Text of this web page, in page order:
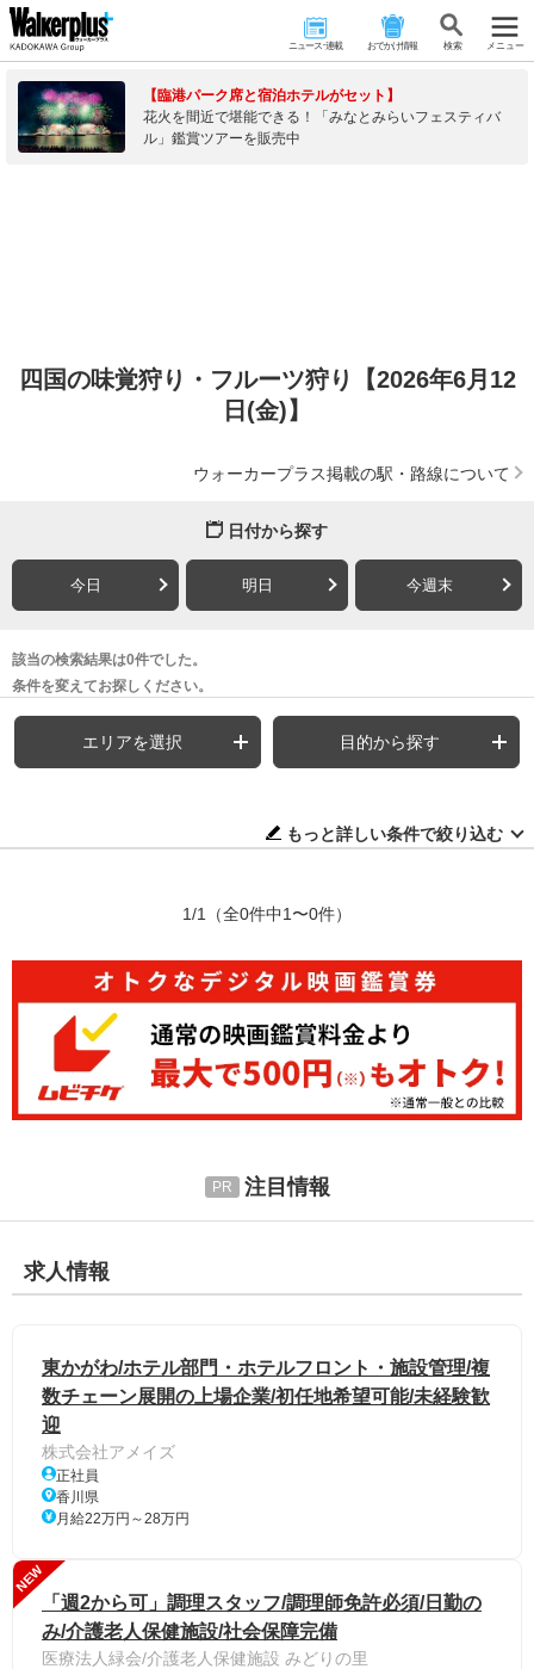
ニュース･連載 おでかけ情報 検 索 メニュー
【臨港パーク席と宿泊ホテルがセット】
花火を間近で堪能できる！「みなとみらいフェスティバ
ル」鑑賞ツアーを販売中
四国の味覚狩り・フルーツ狩り【2026年6月12
日(金)】
ウォーカープラス掲載の駅・路線について
日付から探す
今日 明日 今週末
該当の検索結果は0件でした。
条件を変えてお探しください。
エリアを選択 目的から探す
もっと詳しい条件で絞り込む
1/1 （全0件中1〜0件）
注目情報
求人情報
東かがわ/ホテル部門・ホテルフロント・施設管理/複
数チェーン展開の上場企業/初任地希望可能/未経験歓
迎
株式会社アメイズ
正社員
香川県
月給22万円～28万円
NEW
「週2から可」調理スタッフ/調理師免許必須/日勤の
み/介護老人保健施設/社会保障完備
医療法人緑会/介護老人保健施設 みどりの里